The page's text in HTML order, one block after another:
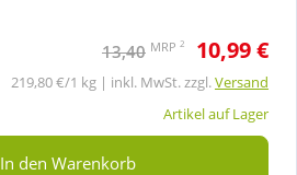
13,40 MRP 2 10,99 €
219,80 €/1 kg | inkl. MwSt. zzgl.Versand
Artikel auf Lager
In den Warenkorb